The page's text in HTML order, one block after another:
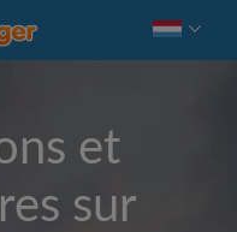
et
sur